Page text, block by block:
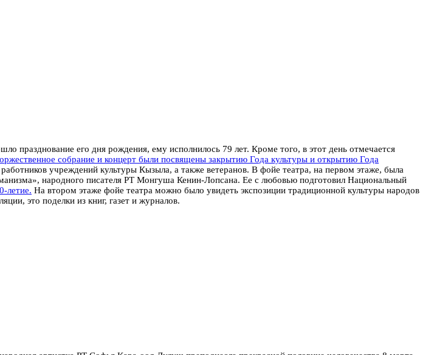
празднование его дня рождения, ему исполнилось 79 лет. Кроме того, в этот день отмечается
собрание и концерт были посвящены закрытию Года культуры и открытию Года
учреждений культуры Кызыла, а также ветеранов. В фойе театра, на первом этаже, была
народного писателя РТ Монгуша Кенин-Лопсана. Ее с любовью подготовил Национальный
летие. На втором этаже фойе театра можно было увидеть экспозиции традиционной культуры народов
это поделки из книг, газет и журналов.